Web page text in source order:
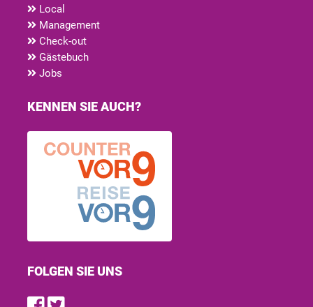
Local
Management
Check-out
Gästebuch
Jobs
KENNEN SIE AUCH?
FOLGEN SIE UNS